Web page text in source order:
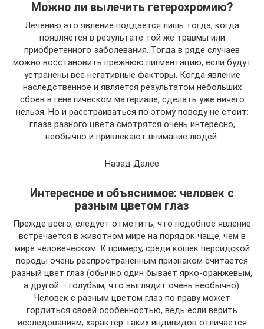
Можно ли вылечить гетерохромию?
Лечению это явление поддается лишь тогда, когда
появляется в результате той же травмы или
приобретенного заболевания. Тогда в ряде случаев
можно восстановить прежнюю пигментацию, если будут
устранены все негативные факторы. Когда явление
наследственное и является результатом небольших
сбоев в генетическом материале, сделать уже ничего
нельзя. Но и расстраиваться по этому поводу не стоит:
глаза разного цвета смотрятся очень интересно,
необычно и привлекают внимание людей.
Назад Далее
Интересное и объяснимое: человек с
разным цветом глаз
Прежде всего, следует отметить, что подобное явление
встречается в животном мире на порядок чаще, чем в
мире человеческом. К примеру, среди кошек персидской
породы очень распространенным признаком считается
разный цвет глаз (обычно один бывает ярко-оранжевым,
а другой – голубым, что выглядит очень необычно).
Человек с разным цветом глаз по праву может
гордиться своей особенностью, ведь если верить
исследованиям, характер таких индивидов отличается